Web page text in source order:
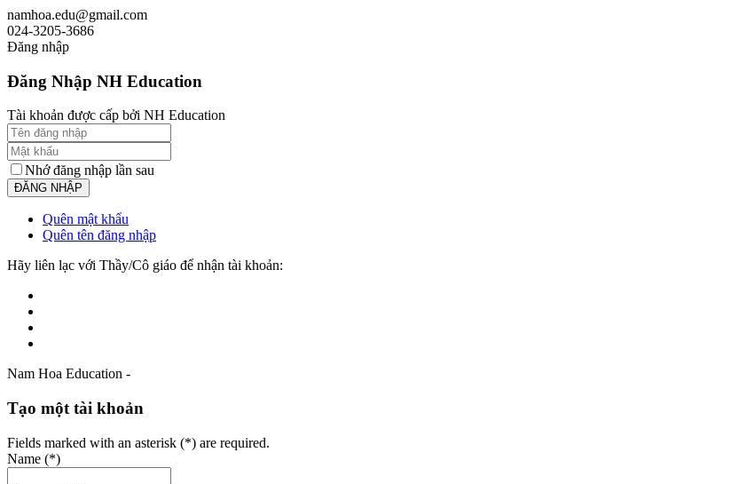
namhoa.edu@gmail.com
024-3205-3686
Đăng nhập
Đăng Nhập NH Education
Tài khoản được cấp bởi NH Education
Nhớ đăng nhập lần sau
Quên mật khẩu
Quên tên đăng nhập
Hãy liên lạc với Thầy/Cô giáo để nhận tài khoản:
Nam Hoa Education -
Tạo một tài khoản
Fields marked with an asterisk (*) are required.
Name (*)